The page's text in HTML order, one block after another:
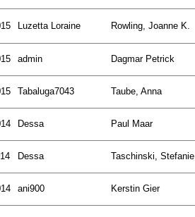
Luzetta Loraine Rowling, Joanne K.
admin Dagmar Petrick
Tabaluga7043 Taube, Anna
Dessa Paul Maar
Dessa Taschinski, Stefanie
ani900 Kerstin Gier